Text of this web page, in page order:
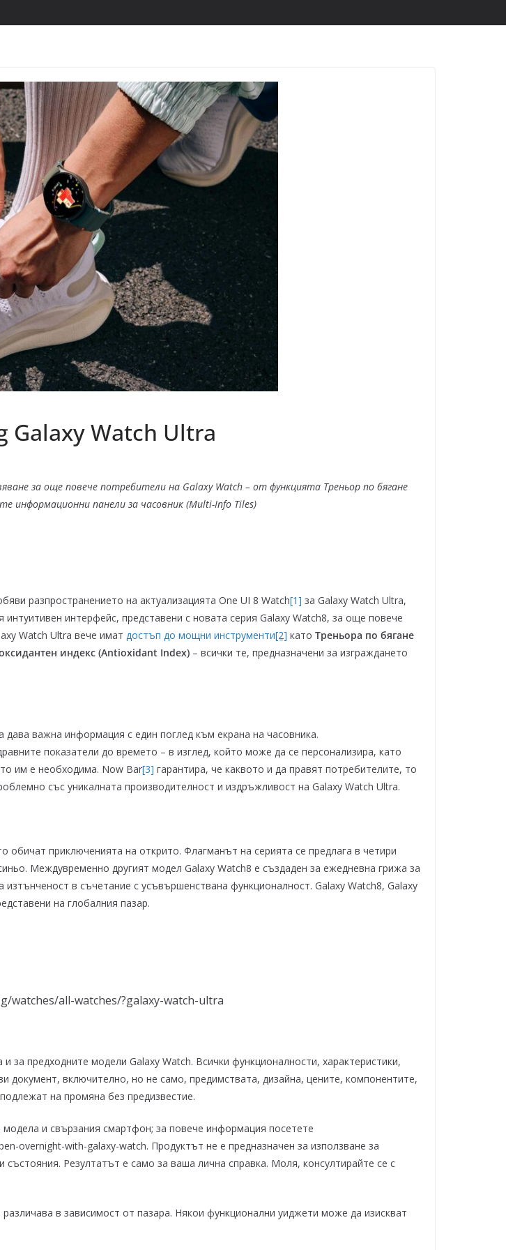
Galaxy Watch Ultra
за още повече потребители на Galaxy Watch – от функцията Треньор по бягане
информационни панели за часовник (Multi-Info Tiles)
разпространението на актуализацията One UI 8 Watch[1] за Galaxy Watch Ultra,
интерфейс, представени с новата серия Galaxy Watch8, за още повече
Watch Ultra вече имат достъп до мощни инструменти[2] като Треньора по бягане
индекс (Antioxidant Index) – всички те, предназначени за изграждането
важна информация с един поглед към екрана на часовника.
показатели до времето – в изглед, който може да се персонализира, като
им е необходима. Now Bar[3] гарантира, че каквото и да правят потребителите, то
със уникалната производителност и издръжливост на Galaxy Watch Ultra.
обичат приключенията на открито. Флагманът на серията се предлага в четири
Междувременно другият модел Galaxy Watch8 е създаден за ежедневна грижа за
в съчетание с усъвършенствана функционалност. Galaxy Watch8, Galaxy
на глобалния пазар.
watches/all-watches/?galaxy-watch-ultra
за предходните модели Galaxy Watch. Всички функционалности, характеристики,
документ, включително, но не само, предимствата, дизайна, цените, компонентите,
на промяна без предизвестие.
и свързания смартфон; за повече информация посетете
overnight-with-galaxy-watch. Продуктът не е предназначен за използване за
Резултатът е само за ваша лична справка. Моля, консултирайте се с
в зависимост от пазара. Някои функционални уиджети може да изискват